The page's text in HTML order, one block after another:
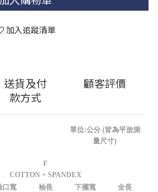
加入追蹤清單
送貨及付
款方式
顧客評價
單位:公分 (皆為平放測
量尺寸)
F
COTTON + SPANDEX
口寬 袖長 下擺寬
全長